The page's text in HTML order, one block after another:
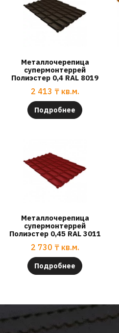
Металлочерепица
супермонтеррей
Полиэстер 0,4 RAL 8019
2 413 ₸ кв.м.
Подробнее
Металлочерепица
супермонтеррей
Полиэстер 0,45 RAL 3011
2 730 ₸ кв.м.
Подробнее